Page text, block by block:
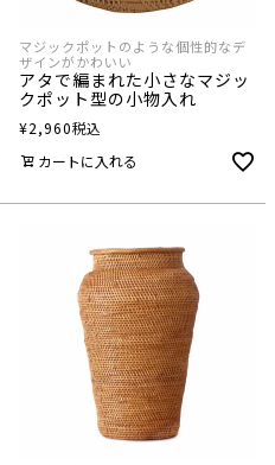
マジックポットのような個性的なデ
ザインがかわいい
アタで編まれた小さなマジッ
クポット型の小物入れ
¥2,960税込
カートに入れる